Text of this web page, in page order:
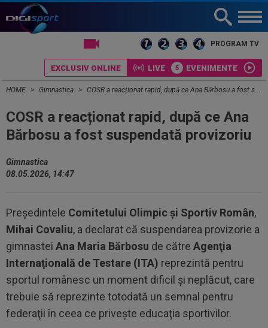
PROGRAM TV
EXCLUSIV ONLINE LIVE EVENIMENTE
HOME Gimnastica COSR a reacționat rapid, după ce Ana Bărbosu a fost suspendată provizoriu
COSR a reacționat rapid, după ce Ana
Bărbosu a fost suspendată provizoriu
Gimnastica
08.05.2026, 14:47
Preşedintele Comitetului Olimpic şi Sportiv Român,
Mihai Covaliu, a declarat că suspendarea provizorie a
gimnastei Ana Maria Bărbosu de către Agenţia
Internaţională de Testare (ITA) reprezintă pentru
sportul românesc un moment dificil şi neplăcut, care
trebuie să reprezinte totodată un semnal pentru
federaţii în ceea ce priveşte educaţia sportivilor.